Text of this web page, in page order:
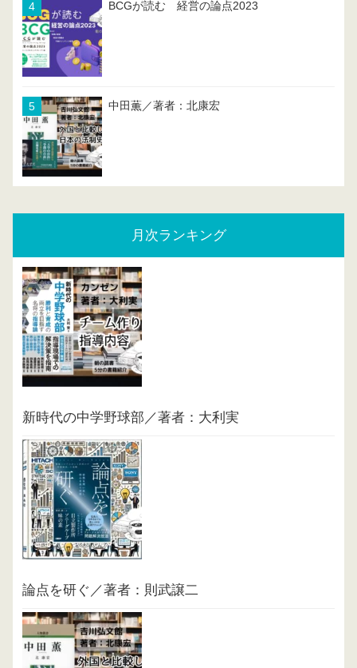
BCGが読む 経営の論点2023
中田薫／著者：北康宏
月次ランキング
新時代の中学野球部／著者：大利実
論点を研ぐ／著者：則武譲二